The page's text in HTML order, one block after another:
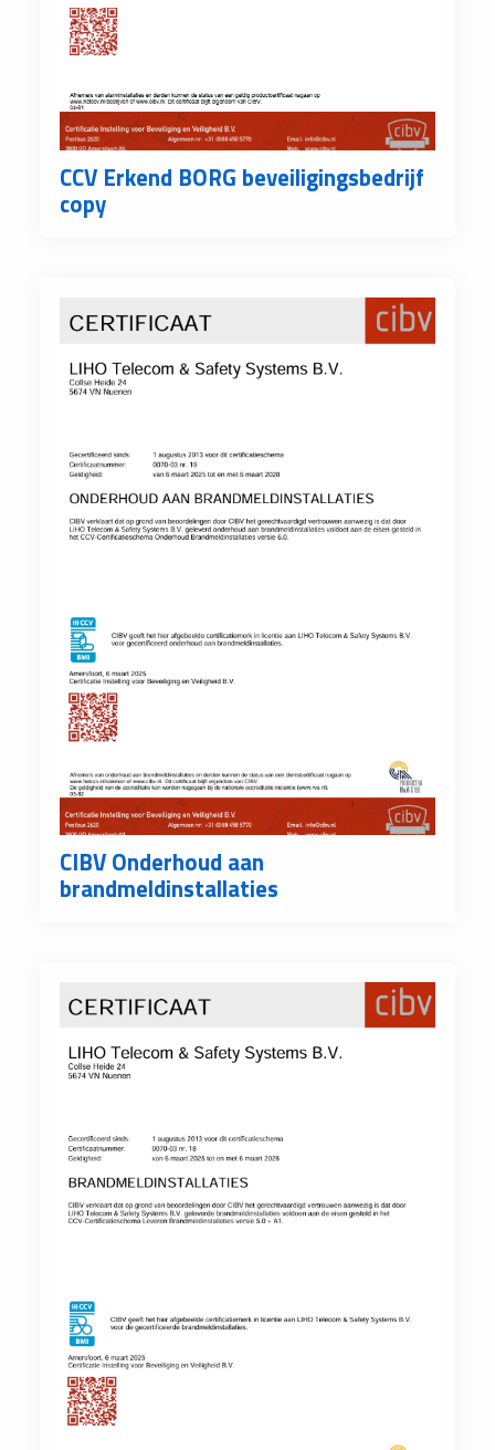
CCV Erkend BORG beveiligingsbedrijf
copy
CIBV Onderhoud aan
brandmeldinstallaties